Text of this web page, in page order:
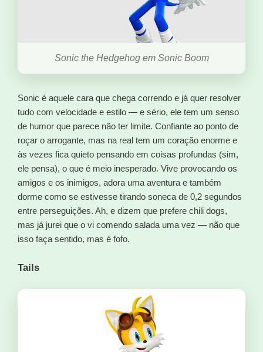
Sonic the Hedgehog em Sonic Boom
Sonic é aquele cara que chega correndo e já quer resolver
tudo com velocidade e estilo — e sério, ele tem um senso
de humor que parece não ter limite. Confiante ao ponto de
roçar o arrogante, mas na real tem um coração enorme e
às vezes fica quieto pensando em coisas profundas (sim,
ele pensa), o que é meio inesperado. Vive provocando os
amigos e os inimigos, adora uma aventura e também
dorme como se estivesse tirando soneca de 0,2 segundos
entre perseguições. Ah, e dizem que prefere chili dogs,
mas já jurei que o vi comendo salada uma vez — não que
isso faça sentido, mas é fofo.
Tails